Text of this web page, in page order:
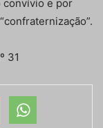
convívio e por
31